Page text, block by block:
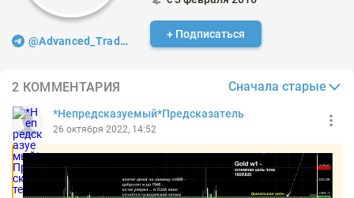
@Advanced_Trader
+ Подписаться
2 КОММЕНТАРИЯ Сначала старые
*Непредсказуемый*Предсказатель
26 октября 2022, 14:52